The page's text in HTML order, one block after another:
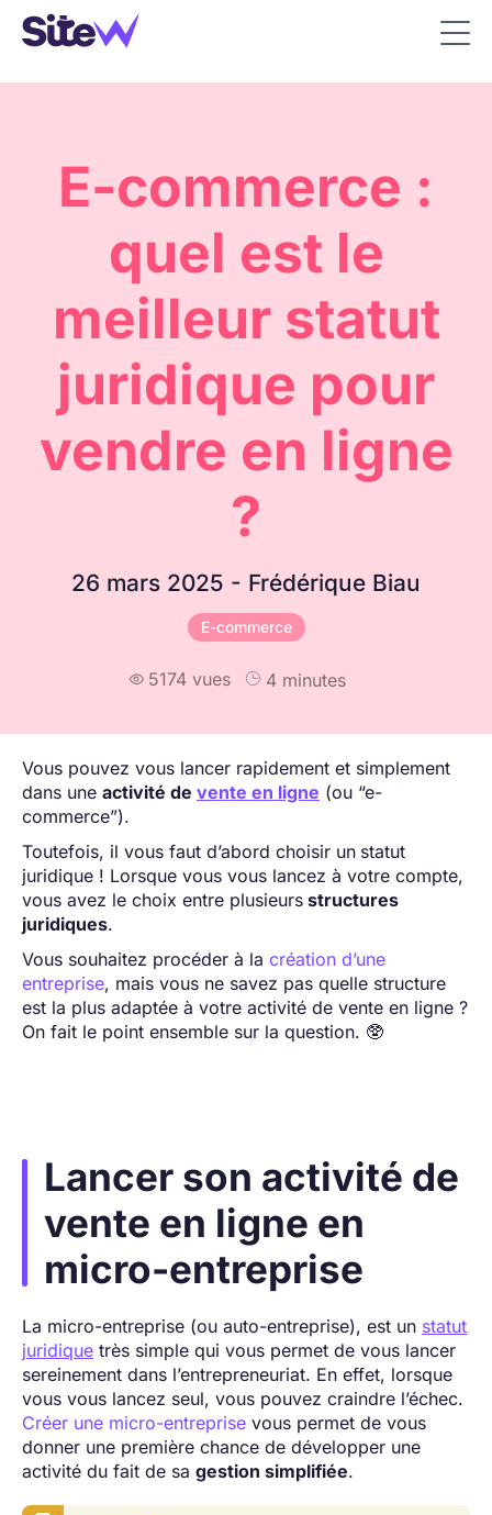
E-commerce :
quel est le
meilleur statut
juridique pour
vendre en ligne
?
26 mars 2025 - Frédérique Biau
E-commerce
 5174 vues 4 minutes
Vous pouvez vous lancer rapidement et simplement
dans une activité de vente en ligne (ou “e-
commerce”).
Toutefois, il vous faut d’abord choisir un statut
juridique ! Lorsque vous vous lancez à votre compte,
vous avez le choix entre plusieurs structures
juridiques.
Vous souhaitez procéder à la création d’une
entreprise, mais vous ne savez pas quelle structure
est la plus adaptée à votre activité de vente en ligne ?
On fait le point ensemble sur la question. 🥸
Lancer son activité de
vente en ligne en
micro-entreprise
La micro-entreprise (ou auto-entreprise), est un statut
juridique très simple qui vous permet de vous lancer
sereinement dans l’entrepreneuriat. En effet, lorsque
vous vous lancez seul, vous pouvez craindre l’échec.
Créer une micro-entreprise vous permet de vous
donner une première chance de développer une
activité du fait de sa gestion simplifiée.